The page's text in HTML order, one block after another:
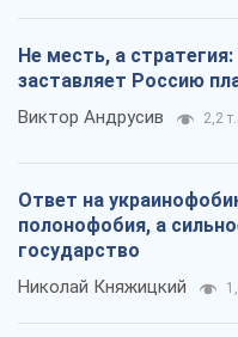
Не месть, а стратегия:
заставляет Россию
Виктор Андрусив 2,2 т.
Ответ на
полонофобия, а
государство
Николай Княжицкий